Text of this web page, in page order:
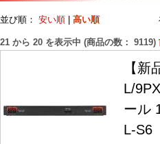
並び順： 安い順 高い順在庫
21 から 20 を表示中 (商品の数： 9119)
【
L/
ール
L-S6